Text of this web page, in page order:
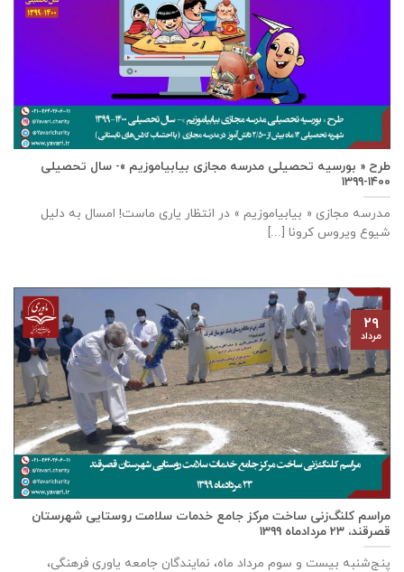
طرح « بورسیه تحصیلی مدرسه مجازی بیابیاموزیم »- سال تحصیلی
۱۴۰۰-۱۳۹۹
مدرسه مجازی « بیابیاموزیم » در انتظار یاری ماست! امسال به دلیل
شیوع ویروس کرونا [...]
مراسم کلنگ‌زنی ساخت مرکز جامع خدمات سلامت روستایی شهرستان
قصرقند، ۲۳ مردادماه ۱۳۹۹
پنج‌شنبه بیست و سوم مرداد ماه، نمایندگان جامعه یاوری فرهنگی،
۲۹
مرداد